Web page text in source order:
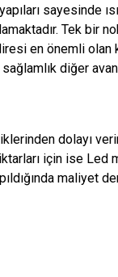
sayesinde
Tek bir
en önemli olan
diğer
dolayı
için ise Led
maliyet